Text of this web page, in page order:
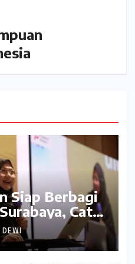
Siap Berbagi
Catat
DEWI